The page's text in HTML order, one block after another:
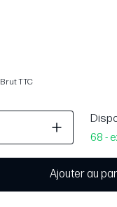
Brut TTC
68 -
Ajouter au